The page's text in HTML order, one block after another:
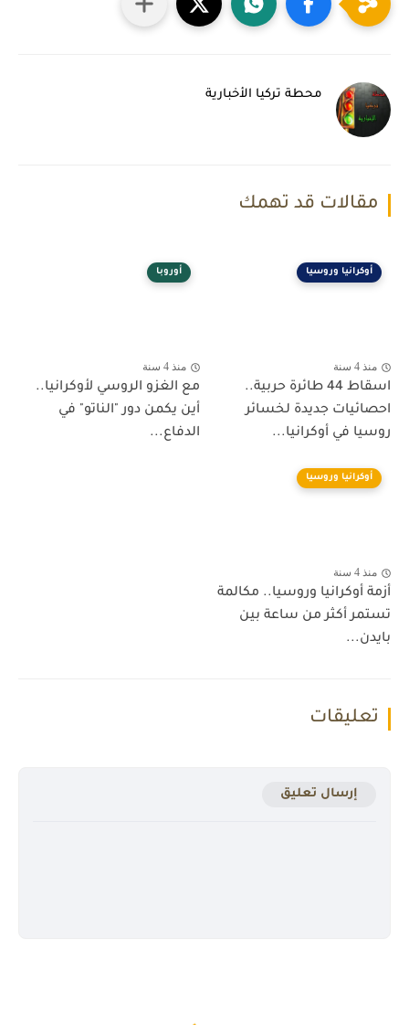
محطة تركيا الأخبارية
مقالات قد تهمك
أوكرانيا وروسيا
منذ 4 سنة
اسقاط 44 طائرة حربية..
احصائيات جديدة لخسائر
روسيا في أوكرانيا...
أوروبا
منذ 4 سنة
مع الغزو الروسي لأوكرانيا..
أين يكمن دور "الناتو" في
الدفاع...
أوكرانيا وروسيا
منذ 4 سنة
أزمة أوكرانيا وروسيا.. مكالمة
تستمر أكثر من ساعة بين
بايدن...
تعليقات
إرسال تعليق